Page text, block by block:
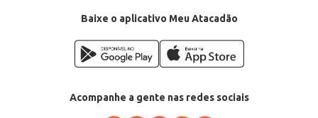
Baixe o aplicativo Meu Atacadão
Acompanhe a gente nas redes sociais